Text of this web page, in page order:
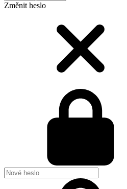
Změnit heslo